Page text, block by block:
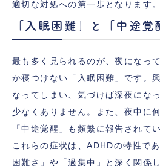
適切な対処への第一歩となります。
「入眠困難」と「中途覚
最も多く見られるのが、夜になっ
か寝つけない「入眠困難」です。
なってしまい、気づけば深夜にな
少なくありません。また、夜中に
「中途覚醒」も頻繁に報告されて
これらの症状は、ADHDの特性で
困難さ」や「過集中」と深く関係